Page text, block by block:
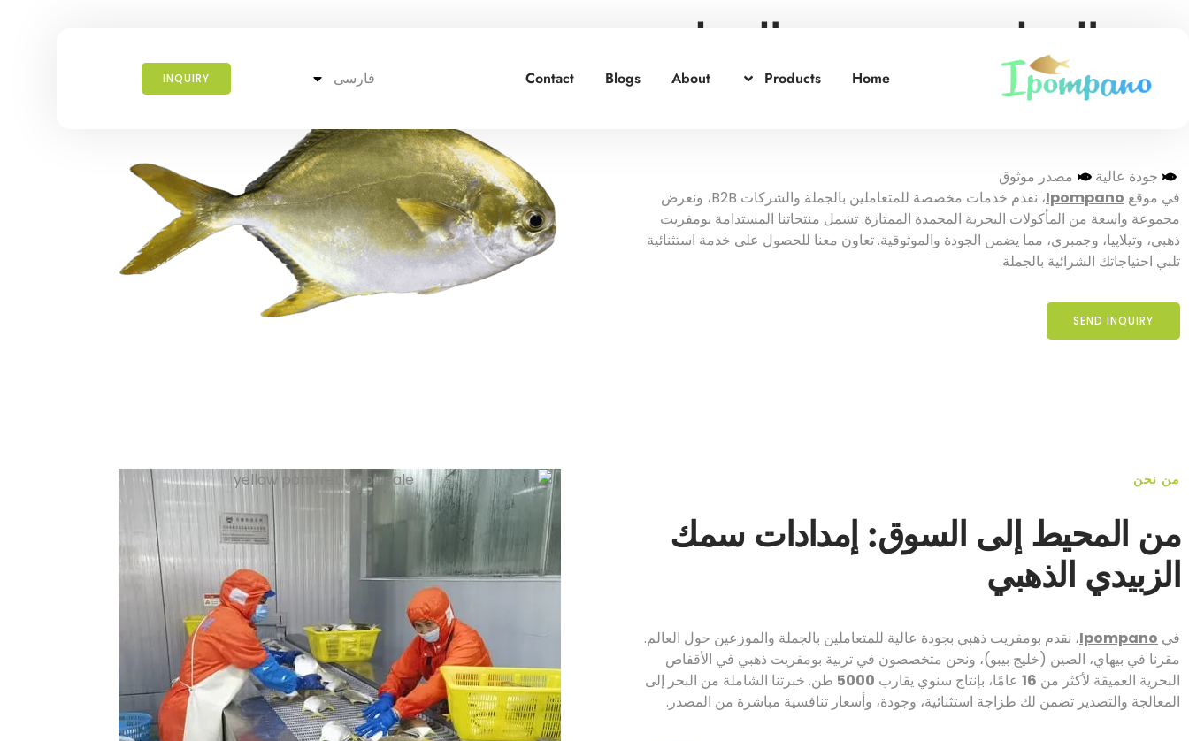
Home
Products
About
Blogs
Contact فارسی INQUIRY
الجولدن بومفريت
بالجملة:
جودة موثوقة وتسليم عالمي
جودة عالية
مصدر موثوق
في موقع Ipompano
، نقدم خدمات مخصصة للمتعاملين بالجملة والشركات B2B، ونعرض
مجموعة واسعة من المأكولات البحرية المجمدة الممتازة. تشمل منتجاتنا المستدامة بومفريت
ذهبي، وتيلاپيا، وجمبري، مما يضمن الجودة والموثوقية. تعاون معنا للحصول على خدمة استثنائية
تلبي احتياجاتك الشرائية بالجملة.
SEND INQUIRY
من نحن
من المحيط إلى السوق: إمدادات سمك
الزبيدي الذهبي
في Ipompano، نقدم بومفريت ذهبي بجودة عالية للمتعاملين بالجملة والموزعين حول العالم.
مقرنا في بيهاي، الصين (خليج بيبو)، ونحن متخصصون في تربية بومفريت ذهبي في الأقفاص
البحرية العميقة لأكثر من 16 عامًا، بإنتاج سنوي يقارب 5000 طن. خبرتنا الشاملة من البحر إلى
المعالجة والتصدير تضمن لك طزاجة استثنائية، وجودة، وأسعار تنافسية مباشرة من المصدر.